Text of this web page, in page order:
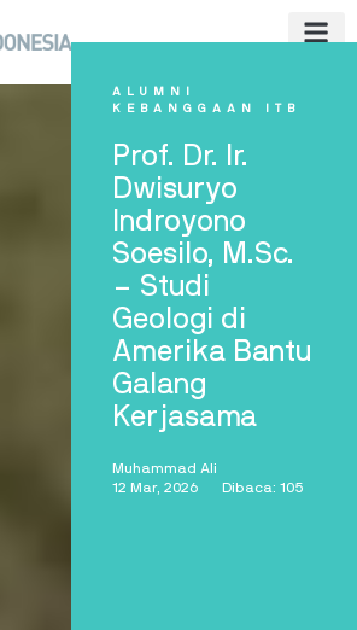
ALUMNI
KEBANGGAAN ITB
Prof. Dr. Ir.
Dwisuryo
Indroyono
Soesilo, M.Sc.
– Studi
Geologi di
Amerika Bantu
Galang
Kerjasama
Muhammad Ali
12 Mar, 2026
Dibaca: 105